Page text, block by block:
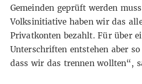
Gemeinden geprüft werden
Volksinitiative haben wir das
Privatkonten bezahlt. Für über
Unterschriften entstehen aber so
dass wir das trennen wollten“,